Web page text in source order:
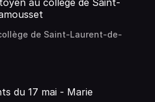
au collège de Saint-
de Saint-Laurent-de-
du 17 mai - Marie